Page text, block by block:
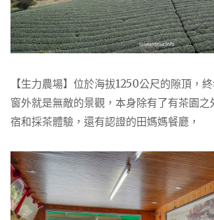
【生力農場】位於海拔1250公尺的隙頂，
窗外就是無敵的景觀，本身除有了有茶園
宿和採茶體驗，還有認證的田媽媽餐廳，